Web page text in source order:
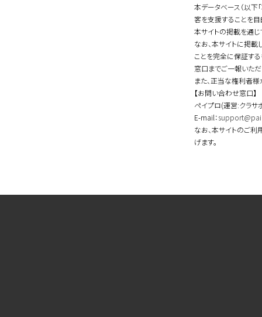
本データベース（以下
客を支援することを目
本サイトの掲載を通
なお、本サイトに掲
ことを完全に保証す
窓口までご一報いた
また、正当な権利者
【お問い合わせ窓口】
ペイプロ(運営:クラサ
E-mail：
なお、本サイトのご
げます。